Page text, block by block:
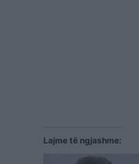
Lajme të ngjashme: